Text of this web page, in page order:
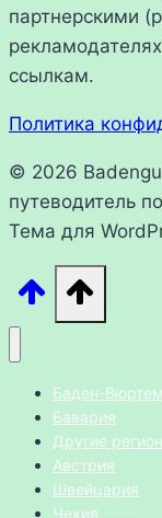
партнерскими
ссылкам.
Политика
© 2026
путеводитель
Тема для
Баден-
Бавария
Другие
Австрия
Швейцария
Чехия